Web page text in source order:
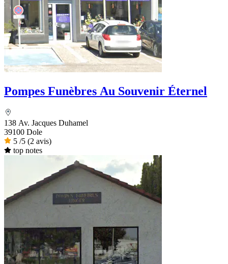
Pompes Funèbres Au Souvenir Éternel
138 Av. Jacques Duhamel
39100 Dole
5 /5 (2 avis)
top notes